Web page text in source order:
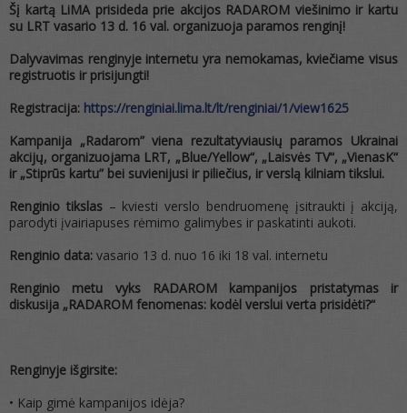
Šį kartą LiMA prisideda prie akcijos RADAROM viešinimo ir kartu
su LRT vasario 13 d. 16 val. organizuoja paramos renginį!
Dalyvavimas renginyje internetu yra nemokamas, kviečiame visus
registruotis ir prisijungti!
Registracija: https://renginiai.lima.lt/lt/renginiai/1/view1625
Kampanija „Radarom” viena rezultatyviausių paramos Ukrainai
akcijų, organizuojama LRT, „Blue/Yellow“, „Laisvės TV“, „VienasK“
ir „Stiprūs kartu” bei suvienijusi ir piliečius, ir verslą kilniam tikslui.
Renginio tikslas– kviesti verslo bendruomenę įsitraukti į akciją,
parodyti įvairiapuses rėmimo galimybes ir paskatinti aukoti.
Renginio data: vasario 13 d. nuo 16 iki 18 val. internetu
Renginio metu vyks RADAROM kampanijos pristatymas ir
diskusija „RADAROM fenomenas: kodėl verslui verta prisidėti?“
Renginyje išgirsite:
• Kaip gimė kampanijos idėja?